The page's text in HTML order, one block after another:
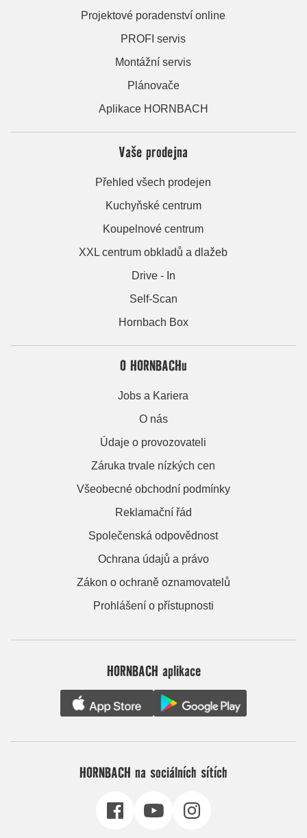
Projektové poradenství online
PROFI servis
Montážní servis
Plánovače
Aplikace HORNBACH
Vaše prodejna
Přehled všech prodejen
Kuchyňské centrum
Koupelnové centrum
XXL centrum obkladů a dlažeb
Drive - In
Self-Scan
Hornbach Box
O HORNBACHu
Jobs a Kariera
O nás
Údaje o provozovateli
Záruka trvale nízkých cen
Všeobecné obchodní podmínky
Reklamační řád
Společenská odpovědnost
Ochrana údajů a právo
Zákon o ochraně oznamovatelů
Prohlášení o přístupnosti
HORNBACH aplikace
HORNBACH na sociálních sítích